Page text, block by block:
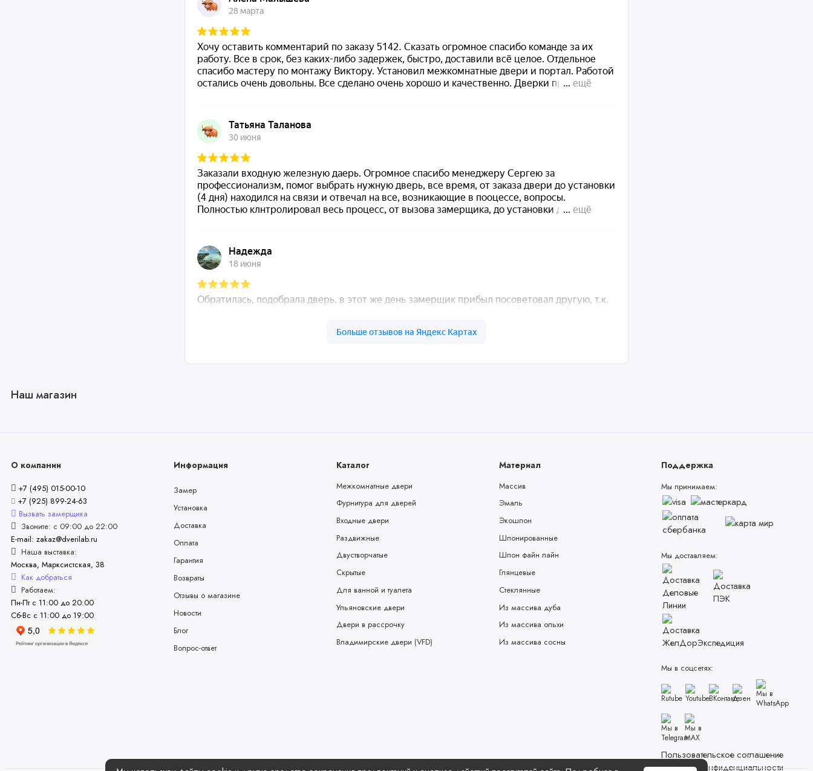
Наш магазин
О компании
+7 (495) 015-00-10
+7 (925) 899-24-63
Вызвать замерщика
Звоните: с 09:00 до 22:00
E-mail: zakaz@dverilab.ru
Наша выставка:
Москва, Марксистская, 38
Как добраться
Работаем:
Пн-Пт с 11:00 до 20:00
Сб-Вс с 11:00 до 19:00
Информация
Замер
Установка
Доставка
Оплата
Гарантия
Возвраты
Отзывы о магазине
Новости
Блог
Вопрос-ответ
Каталог
Межкомнатные двери
Фурнитура для дверей
Входные двери
Раздвижные
Двустворчатые
Скрытые
Для ванной и туалета
Ульяновские двери
Двери в рассрочку
Владимирские двери (VFD)
Материал
Массив
Эмаль
Экошпон
Шпонированные
Шпон файн лайн
Глянцевые
Стеклянные
Из массива дуба
Из массива ольхи
Из массива сосны
Поддержка
Мы принимаем:
Мы доставляем:
Мы в соцсетях:
Пользовательское соглашение
Политика конфиденциальности